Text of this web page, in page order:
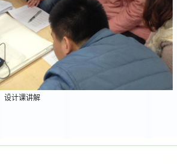
设计课讲解